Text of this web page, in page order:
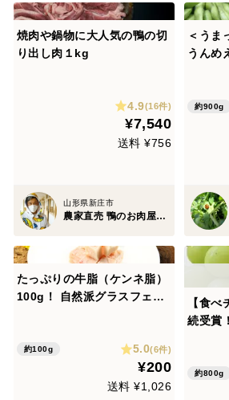
焼肉や鍋物に大人気の鴨の切
り出し肉１kg
4.9(16件)
¥7,540
送料 ¥756
山形県新庄市
農家直売 鴨のお肉屋さん 加藤貴也
＜うま
うん
約900g
たっぷりの牛脂（ケンネ脂）
100g！ 自然派グラスフェッ
約100g 5.0(6件)
¥200
送料 ¥1,026
【食
続受賞
約800g